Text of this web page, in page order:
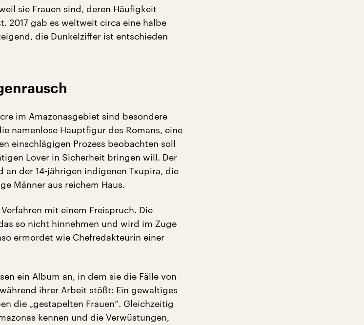
sie Frauen sind, deren Häufigkeit
2017 gab es weltweit circa eine halbe
die Dunkelziffer ist entschieden
im Amazonasgebiet sind besondere
namenlose Hauptfigur des Romans, eine
einschlägigen Prozess beobachten soll
Lover in Sicherheit bringen will. Der
an der 14-jährigen indigenen Txupira, die
Männer aus reichem Haus.
mit einem Freispruch. Die
so nicht hinnehmen und wird im Zuge
ermordet wie Chefredakteurin einer
ein Album an, in dem sie die Fälle von
ihrer Arbeit stößt: Ein gewaltiges
die „gestapelten Frauen“. Gleichzeitig
kennen und die Verwüstungen,